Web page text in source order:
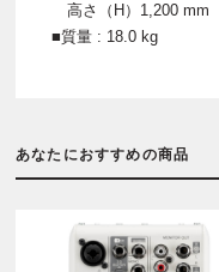
高さ（H）1,200 mm
■質量 : 18.0 kg
あなたにおすすめの商品